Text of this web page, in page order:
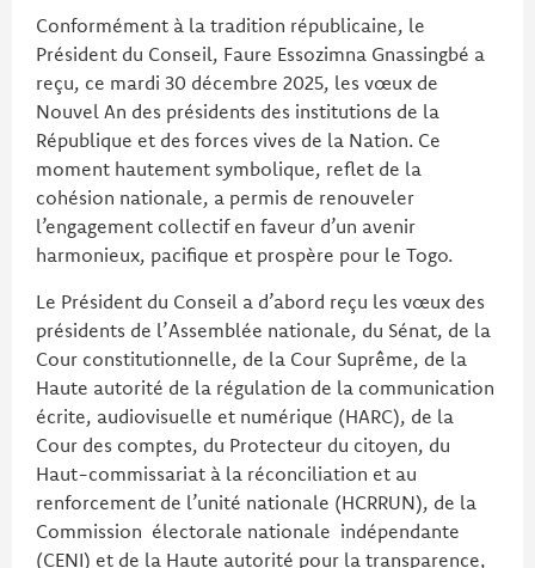
Conformément à la tradition républicaine, le
Président du Conseil, Faure Essozimna Gnassingbé a
reçu, ce mardi 30 décembre 2025, les vœux de
Nouvel An des présidents des institutions de la
République et des forces vives de la Nation. Ce
moment hautement symbolique, reflet de la
cohésion nationale, a permis de renouveler
l’engagement collectif en faveur d’un avenir
harmonieux, pacifique et prospère pour le Togo.
Le Président du Conseil a d’abord reçu les vœux des
présidents de l’Assemblée nationale, du Sénat, de la
Cour constitutionnelle, de la Cour Suprême, de la
Haute autorité de la régulation de la communication
écrite, audiovisuelle et numérique (HARC), de la
Cour des comptes, du Protecteur du citoyen, du
Haut-commissariat à la réconciliation et au
renforcement de l’unité nationale (HCRRUN), de la
Commission électorale nationale indépendante
(CENI) et de la Haute autorité pour la transparence,